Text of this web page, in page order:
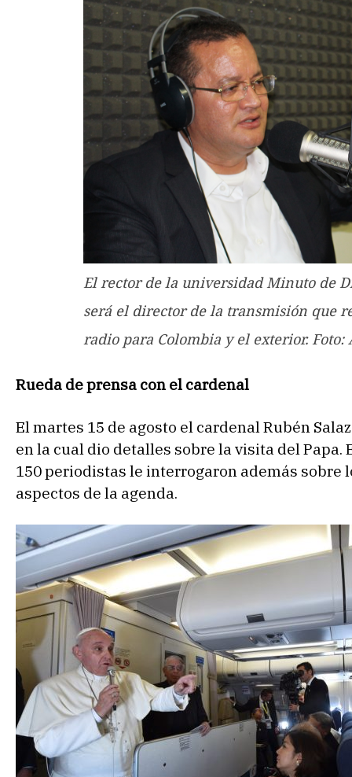
El rector de la universidad Minuto de
será el director de la transmisión que
radio para Colombia y el exterior. Foto:
Rueda de prensa con el cardenal
El martes 15 de agosto el cardenal Rubén
en la cual dio detalles sobre la visita del Papa.
150 periodistas le interrogaron además sobre
aspectos de la agenda.